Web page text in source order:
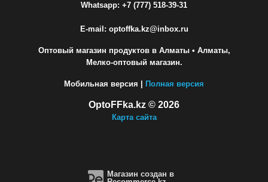
Whatsapp: +7 (777) 518-39-31
E-mail: optoffka.kz@inbox.ru
Оптовый магазин продуктов в Алматы• Алматы,
Мелко-оптовый магазин.
Мобильная версия | Полная версия
OptoFFka.kz © 2026
Карта сайта
Магазин создан в